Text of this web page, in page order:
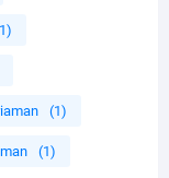
(1)
(1)